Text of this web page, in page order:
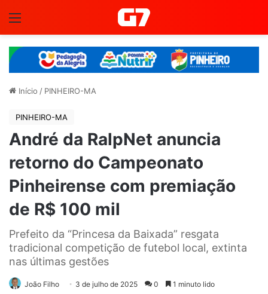
Início / PINHEIRO-MA
PINHEIRO-MA
André da RalpNet anuncia
retorno do Campeonato
Pinheirense com premiação
de R$ 100 mil
Prefeito da “Princesa da Baixada” resgata
tradicional competição de futebol local, extinta
nas últimas gestões
João Filho 3 de julho de 2025 0 1 minuto lido